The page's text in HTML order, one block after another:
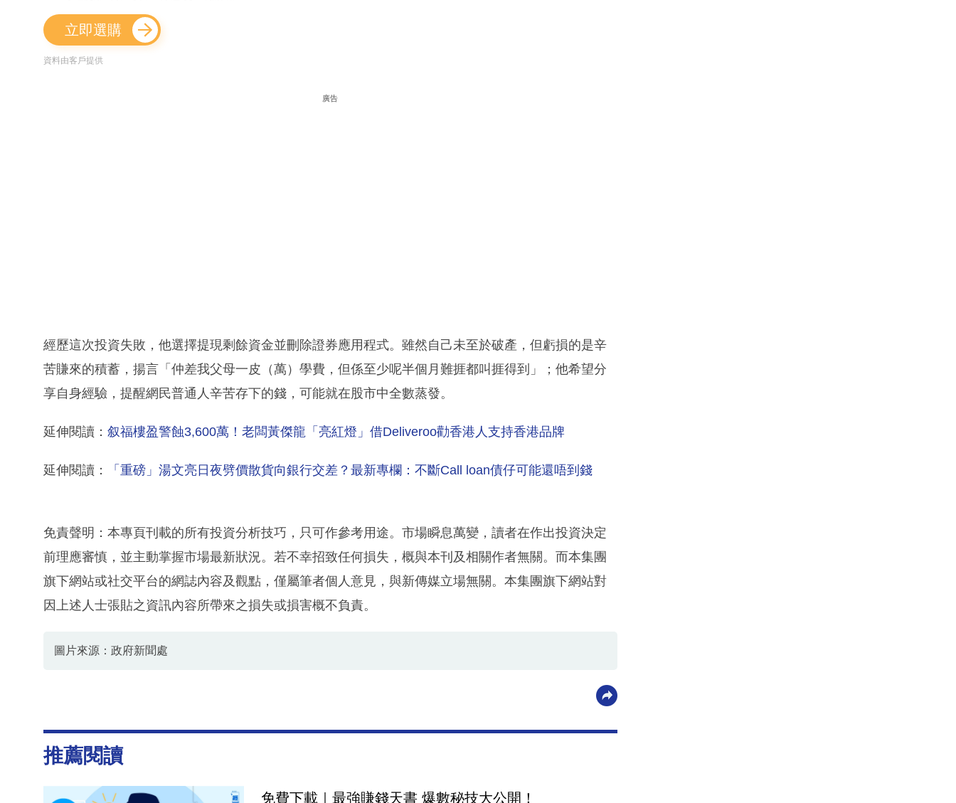
立即選購
資料由客戶提供
廣告
經歷這次投資失敗，他選擇提現剩餘資金並刪除證券應用程式。雖然自己未至於破產，但虧損的是辛
苦賺來的積蓄，揚言「仲差我父母一皮（萬）學費，但係至少呢半個月難捱都叫捱得到」；他希望分
享自身經驗，提醒網民普通人辛苦存下的錢，可能就在股市中全數蒸發。
延伸閱讀： 叙福樓盈警蝕3,600萬！老闆黃傑龍「亮紅燈」借Deliveroo勸香港人支持香港品牌
延伸閱讀： 「重磅」湯文亮日夜劈價散貨向銀行交差？最新專欄：不斷Call loan債仔可能還唔到錢
免責聲明：本專頁刊載的所有投資分析技巧，只可作參考用途。市場瞬息萬變，讀者在作出投資決定
前理應審慎，並主動掌握市場最新狀況。若不幸招致任何損失，概與本刊及相關作者無關。而本集團
旗下網站或社交平台的網誌內容及觀點，僅屬筆者個人意見，與新傳媒立場無關。本集團旗下網站對
因上述人士張貼之資訊內容所帶來之損失或損害概不負責。
圖片來源：政府新聞處
推薦閱讀
免費下載｜最強賺錢天書 爆數秘技大公開！